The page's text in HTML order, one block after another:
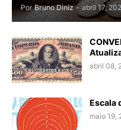
Por Bruno Diniz - abril 17,
abril 08,
Escala
maio 19,